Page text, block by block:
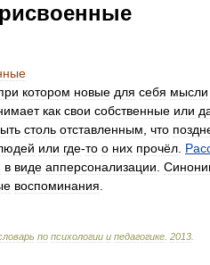
котором новые для себя мысли
как свои собственные или
столь отставленным что
или где-то о них прочёл
в виде апперсонализации
воспоминания
по психологии и педагогике 2013